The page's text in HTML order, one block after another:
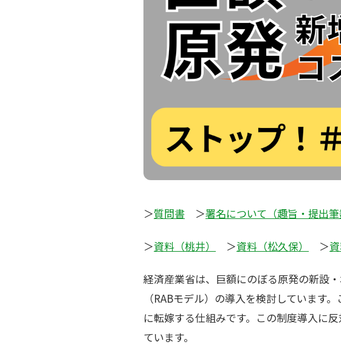
＞質問書 ＞署名について（趣旨・提出筆
＞資料（桃井） ＞資料（松久保） ＞
経済産業省は、巨額にのぼる原発の新設
（RABモデル）の導入を検討しています
に転嫁する仕組みです。この制度導入に
ています。